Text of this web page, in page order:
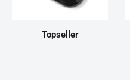
Topseller